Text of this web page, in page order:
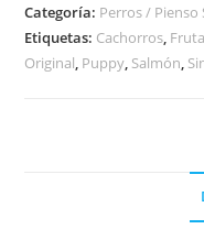
Categoría: Perros / Pienso
Etiquetas: Cachorros,
Original, Puppy, Salmón,